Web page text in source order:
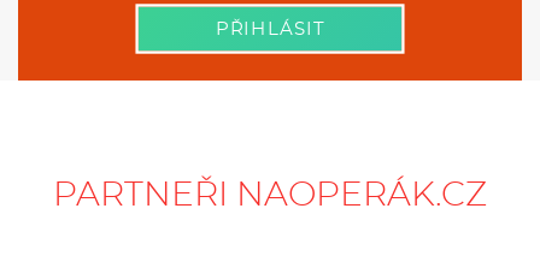
PŘIHLÁSIT
PARTNEŘI NAOPERÁK.CZ